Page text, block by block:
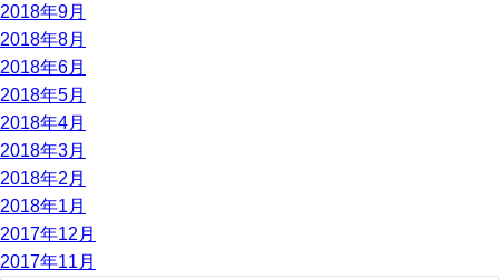
2018年9月
2018年8月
2018年6月
2018年5月
2018年4月
2018年3月
2018年2月
2018年1月
2017年12月
2017年11月